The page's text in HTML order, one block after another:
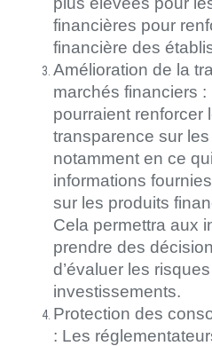
financières pour
financière des
Amélioration de la
marchés financiers
pourraient renforcer
transparence sur
notamment en ce
informations
sur les produits
Cela permettra aux
prendre des
d’évaluer les
investissements.
Protection des
: Les